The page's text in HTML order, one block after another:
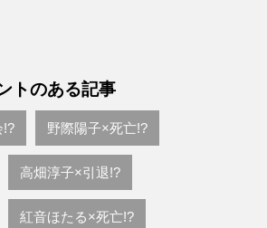
トのある記事
!? 野際陽子×死亡!?
高畑淳子×引退!?
紅音ほたる×死亡!?